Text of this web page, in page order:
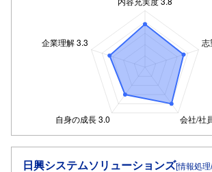
日興システムソリューションズ[情報処